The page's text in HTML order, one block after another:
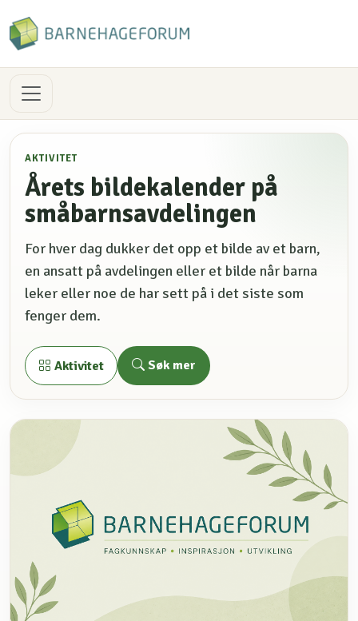
AKTIVITET
Årets bildekalender på
småbarnsavdelingen
For hver dag dukker det opp et bilde av et barn,
en ansatt på avdelingen eller et bilde når barna
leker eller noe de har sett på i det siste som
fenger dem.
Aktivitet Søk mer